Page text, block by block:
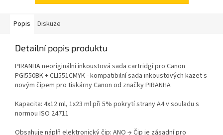
Popis Diskuze
Detailní popis produktu
PIRANHA neoriginální inkoustová sada cartridgí pro Canon
PGI550BK + CLI551CMYK - kompatibilní sada inkoustových kazet s
novým čipem pro tiskárny Canon od značky PIRANHA
Kapacita: 4x12 ml, 1x23 ml při 5% pokrytí strany A4 v souladu s
normou ISO 24711
Obsahuje náplň elektronický čip: ANO → Čip je zásadní pro